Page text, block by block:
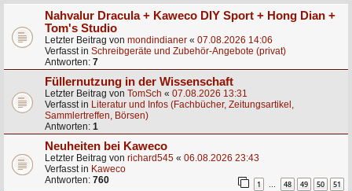
Nahvalur Dracula + Kaweco DIY Sport + Hong Dian +
Tom's Studio
Letzter Beitrag von mondindianer « 07.08.2026 14:06
Verfasst in Schreibgeräte und Zubehör-Angebote (privat)
Antworten: 7
Füllernutzung in der Wissenschaft
Letzter Beitrag von TomSch « 07.08.2026 13:31
Verfasst in Literatur und Infos (Fachbücher, Zeitungsartikel,
Sammlertreffen, Börsen)
Antworten: 1
Neuheiten bei Kaweco
Letzter Beitrag von richard545 « 06.08.2026 23:43
Verfasst in Kaweco
Antworten: 760 1 … 48 49 50 51